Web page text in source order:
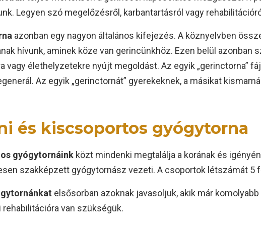
Legyen szó megelőzésről, karbantartásról vagy
azonban egy nagyon általános kifejezés. A köznyelvben
hívunk, aminek köze van gerincünkhöz. Ezen belül azonban
vagy élethelyzetekre nyújt megoldást. Az egyik „gerinctorna”
Az egyik „gerinctornát” gyerekeknek, a másikat
és kiscsoportos gyógytorna
gyógytornáink közt mindenki megtalálja a korának és
szakképzett gyógytornász vezeti. A csoportok létszámát 5
elsősorban azoknak javasoljuk, akik már
van szükségük.